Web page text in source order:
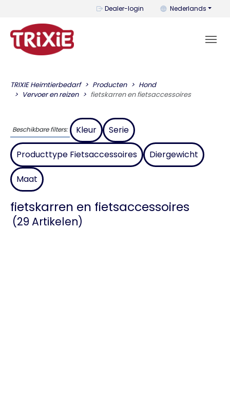
Dealer-login U kunt de taal
Nederlands
TRIXIE Heimtierbedarf Producten
Hond
Vervoer en reizen
fietskarren en fietsaccessoires
Beschikbare filters: Kleur Serie
Producttype Fietsaccessoires Diergewicht
Maat
fietskarren en fietsaccessoires
(29 Artikelen)